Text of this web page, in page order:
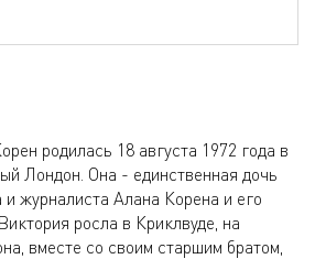
родилась 18 августа 1972 года в
Лондон. Она - единственная дочь
и журналиста Алана Корена и его
росла в Криклвуде, на
вместе со своим старшим братом,